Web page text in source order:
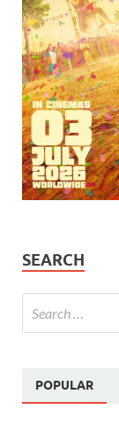
SEARCH
POPULAR